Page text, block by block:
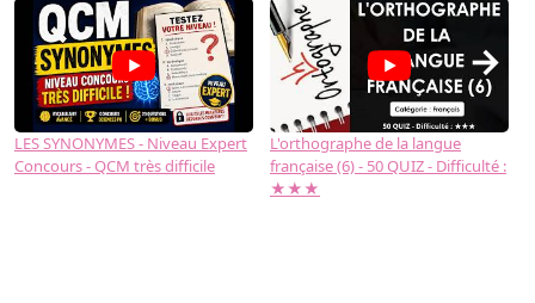
LES SYNONYMES - Niveau Expert
Concours - QCM très difficile
L'orthographe de la langue
française (6) - 50 QUIZ - Difficulté :
★★★
→